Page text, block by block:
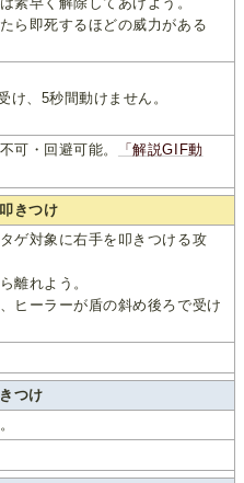
ら即死するほどの威力がある
け、5秒間動けません。
可・回避可能。
「解説GIF動
きつけ
ゲ対象に右手を叩きつける攻
離れよう。
ヒーラーが盾の斜め後ろで受け
つけ